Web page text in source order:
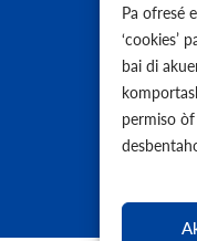
Pa ofresé
‘cookies’
bai di
permiso